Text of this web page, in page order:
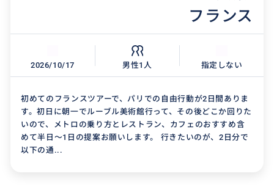
フランス
2026/10/17 男性1人 指定しない
初めてのフランスツアーで、パリでの自由行動が2日間ありま
す。初日に朝一でルーブル美術館行って、その後どこか回りた
いので、メトロの乗り方とレストラン、カフェのおすすめ含
めて半日〜1日の提案お願いします。 行きたいのが、2日分で
以下の通...